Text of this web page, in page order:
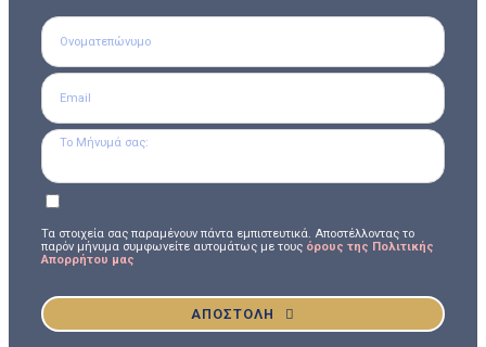
Τα στοιχεία σας παραμένουν πάντα εμπιστευτικά. Αποστέλλοντας το
παρόν μήνυμα συμφωνείτε αυτομάτως με τους όρους της Πολιτικής
Απορρήτου μας
ΑΠΟΣΤΟΛΗ